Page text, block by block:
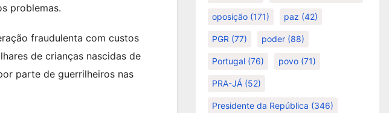
problemas.
fraudulenta com custos
de crianças nascidas de
parte de guerrilheiros nas
oposição (171) paz (42)
PGR (77) poder (88)
Portugal (76) povo (71)
PRA-JÁ (52)
Presidente da República (346)